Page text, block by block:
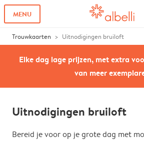
MENU
Trouwkaarten Uitnodigingen bruiloft
Elke dag lage prijzen, met extra
van meer
Uitnodigingen bruiloft
Bereid je voor op je grote dag met